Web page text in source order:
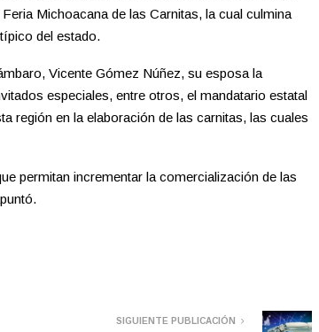
Michoacana de las Carnitas, la cual culmina
del estado.
Vicente Gómez Núñez, su esposa la
especiales, entre otros, el mandatario estatal
región en la elaboración de las carnitas, las cuales
permitan incrementar la comercialización de las
SIGUIENTE PUBLICACIÓN